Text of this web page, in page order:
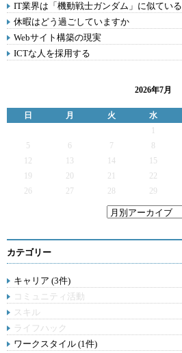
IT業界は「機動戦士ガンダム」に似ている
休暇はどう過ごしていますか
Webサイト構築の現実
ICTな人を採用する
2026年7月
日 月 火 水
5
6 7
12
13 14 15
19
20 21 22
26
27 28 29
カテゴリー
キャリア (3件)
コミュニティ活動
スキル
ライフハック
ワークスタイル (1件)